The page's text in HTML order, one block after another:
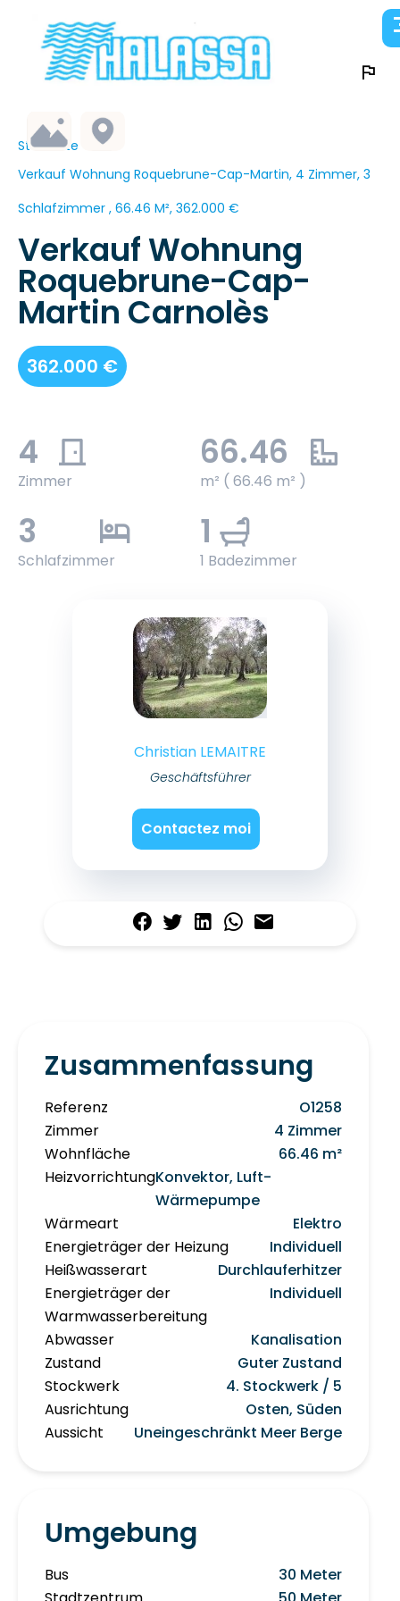
Startseite
Verkauf Wohnung Roquebrune-Cap-Martin, 4 Zimmer, 3
Schlafzimmer , 66.46 M², 362.000 €
Verkauf Wohnung
Roquebrune-Cap-
Martin Carnolès
362.000 €
4
Zimmer
66.46
m² ( 66.46 m² )
3
Schlafzimmer
1
1 Badezimmer
Christian LEMAITRE
Geschäftsführer
Contactez moi
Zusammenfassung
Referenz
O1258
Zimmer
4 Zimmer
Wohnfläche
66.46 m²
HeizvorrichtungKonvektor, Luft-
Wärmepumpe
Wärmeart
Elektro
Energieträger der Heizung
Individuell
Heißwasserart
Durchlauferhitzer
Energieträger der
Warmwasserbereitung
Individuell
Abwasser
Kanalisation
Zustand
Guter Zustand
Stockwerk
4. Stockwerk / 5
Ausrichtung
Osten, Süden
Aussicht
Uneingeschränkt Meer Berge
Umgebung
Bus
30 Meter